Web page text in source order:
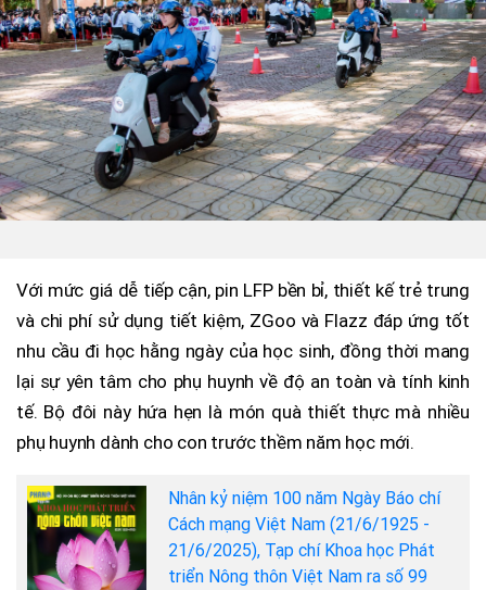
Với mức giá dễ tiếp cận, pin LFP bền bỉ, thiết kế trẻ trung
và chi phí sử dụng tiết kiệm, ZGoo và Flazz đáp ứng tốt
nhu cầu đi học hằng ngày của học sinh, đồng thời mang
lại sự yên tâm cho phụ huynh về độ an toàn và tính kinh
tế. Bộ đôi này hứa hẹn là món quà thiết thực mà nhiều
phụ huynh dành cho con trước thềm năm học mới.
Nhân kỷ niệm 100 năm Ngày Báo chí
Cách mạng Việt Nam (21/6/1925 -
21/6/2025), Tạp chí Khoa học Phát
triển Nông thôn Việt Nam ra số 99